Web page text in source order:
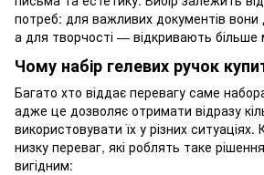
потреб: для важливих документів вони
а для творчості — відкривають
Чому набір гелевих ручок
Багато хто віддає перевагу саме
адже це дозволяє отримати відразу
використовувати їх у різних ситуаціях.
низку переваг, які роблять таке
вигідним: